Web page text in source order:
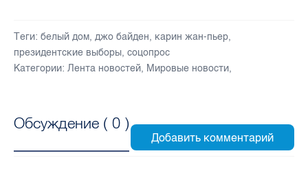
Теги: белый дом, джо байден, карин жан-пьер,
президентские выборы, соцопрос
Категории: Лента новостей, Мировые новости,
Обсуждение ( 0 )